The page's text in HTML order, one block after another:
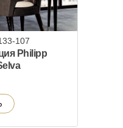
107
Philipp